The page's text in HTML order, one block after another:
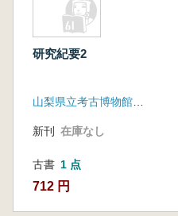
研究紀要2
山梨県立考古博物館 山梨県埋蔵文化財センター
新刊 在庫なし
古書 1 点
712 円